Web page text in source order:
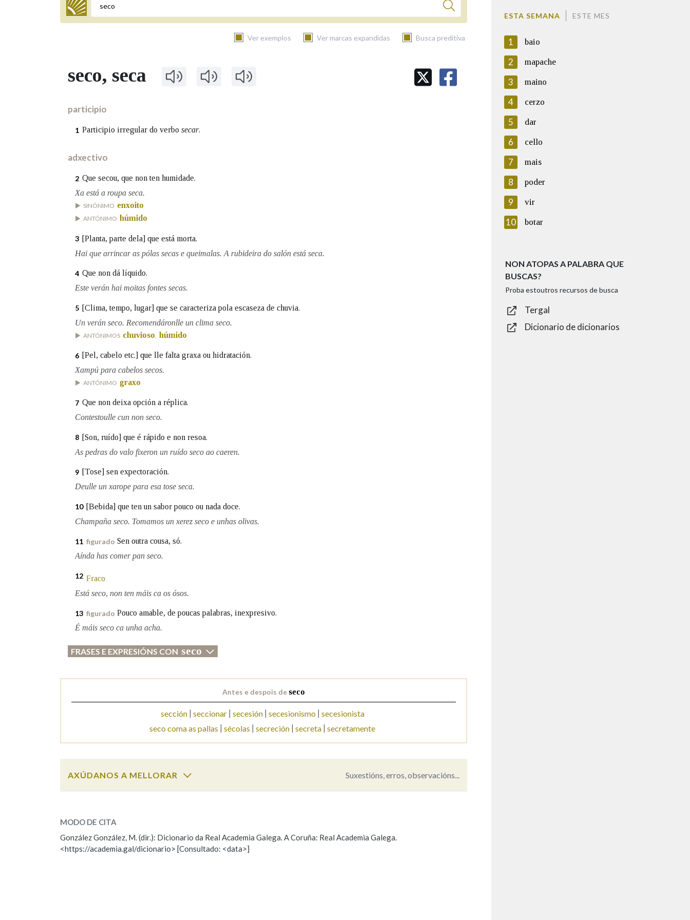
Termo a buscar
Ver exemplos Ver marcas expandidas Busca preditiva
BUSCAR NOS LEMAS
Contén
Marcas gramaticais Pertence a
AXUDA NA BUSCA
seco, seca
participio
1 Participio irregular do verbo secar.
adxectivo
2 Que secou, que non ten humidade.
Xa está a roupa seca.
SINÓNIMO enxoito
ANTÓNIMO húmido
3 [Planta, parte dela] que está morta.
Hai que arrincar as pólas secas e queimalas. A rubideira do salón está seca.
4 Que non dá líquido.
Este verán hai moitas fontes secas.
5 [Clima, tempo, lugar] que se caracteriza pola escaseza de chuvia.
Un verán seco. Recomendáronlle un clima seco.
ANTÓNIMOS chuvioso húmido
6 [Pel, cabelo etc.] que lle falta graxa ou hidratación.
Xampú para cabelos secos.
ANTÓNIMO graxo
7 Que non deixa opción a réplica.
Contestoulle cun non seco.
8 [Son, ruído] que é rápido e non resoa.
As pedras do valo fixeron un ruído seco ao caeren.
9 [Tose] sen expectoración.
Deulle un xarope para esa tose seca.
10 [Bebida] que ten un sabor pouco ou nada doce.
Champaña seco. Tomamos un xerez seco e unhas olivas.
11 figurado Sen outra cousa, só.
Aínda has comer pan seco.
12 Fraco
Está seco, non ten máis ca os ósos.
13 figurado Pouco amable, de poucas palabras, inexpresivo.
É máis seco ca unha acha.
FRASES E EXPRESIÓNS CON seco
Antes e despois de seco
sección seccionar secesión secesionismo
secesionista
seco coma as pallas
sécolas secreción secreta secretamente
AXÚDANOS A MELLORAR Suxestións, erros, observacións...
ESCOLLE UNHA OPCIÓN:
Observación Hai un erro na palabra Propoño mellorar a definición
MODO DE CITA
González González, M. (dir.): Dicionario da Real Academia Galega. A Coruña: Real Academia Galega.
<https://academia.gal/dicionario> [Consultado: <data>]
ESTA SEMANA ESTE MES
1 baio
2 mapache
3 maino
4 cerzo
5 dar
6 cello
7 mais
8 poder
9 vir
10 botar
NON ATOPAS A PALABRA QUE
BUSCAS?
Proba estoutros recursos de busca
Tergal
Dicionario de dicionarios